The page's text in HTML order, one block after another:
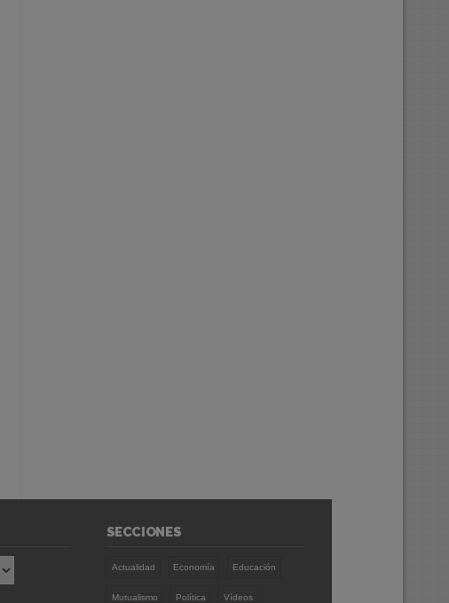
SECCIONES
Actualidad Economía Educación
Mutualismo Política Vídeos